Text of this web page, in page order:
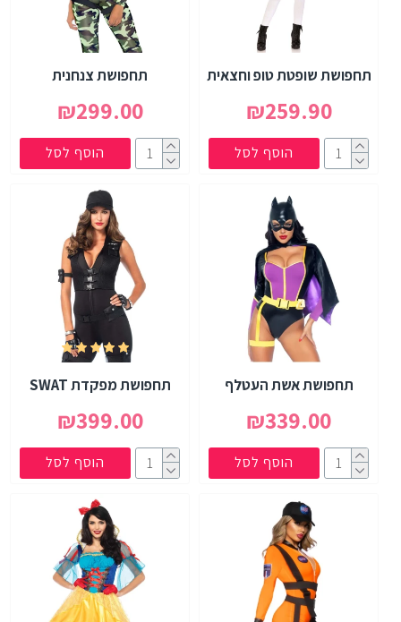
תחפושת שופטת טופ וחצאית
₪259.90
הוסף לסל
תחפושת צנחנית
₪299.00
הוסף לסל
תחפושת אשת העטלף
₪339.00
הוסף לסל
תחפושת מפקדת SWAT
₪399.00
הוסף לסל